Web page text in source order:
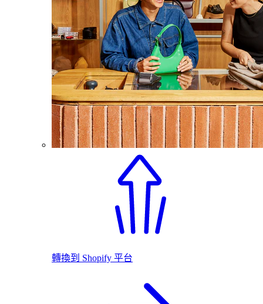
轉換到 Shopify 平台